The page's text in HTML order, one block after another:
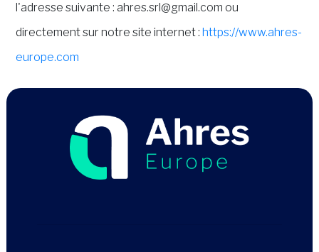
l'adresse suivante : ahres.srl@gmail.com ou
directement sur notre site internet :https://www.ahres-
europe.com